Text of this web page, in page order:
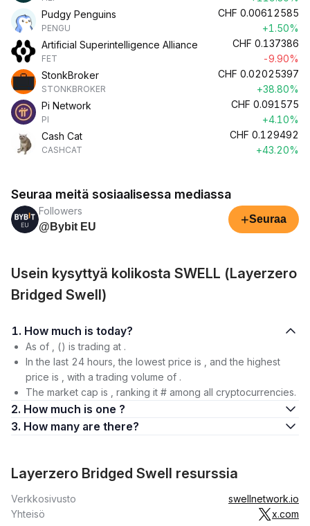
Pudgy Penguins
PENGU
CHF 0.00612585
+1.50%
Artificial Superintelligence Alliance
FET
CHF 0.137386
-9.90%
StonkBroker
STONKBROKER
CHF 0.02025397
+38.80%
Pi Network
PI
CHF 0.091575
+4.10%
Cash Cat
CASHCAT
CHF 0.129492
+43.20%
Seuraa meitä sosiaalisessa mediassa
Followers
@Bybit EU
+Seuraa
Usein kysyttyä kolikosta SWELL (Layerzero
Bridged Swell)
1. How much is today?
As of , () is trading at .
In the last 24 hours, the lowest price is , and the highest
price is , with a trading volume of .
The market cap is , ranking it # among all cryptocurrencies.
2. How much is one ?
3. How many are there?
Layerzero Bridged Swell resurssia
Verkkosivusto
swellnetwork.io
Yhteisö
x.com